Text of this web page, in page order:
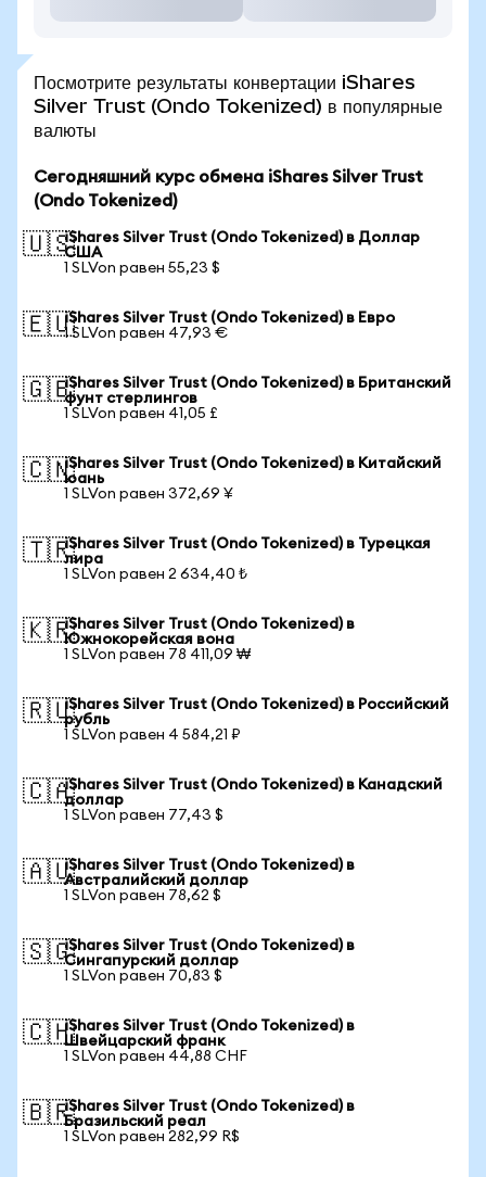
Посмотрите результаты конвертации iShares
Silver Trust (Ondo Tokenized) в популярные
валюты
Сегодняшний курс обмена iShares Silver Trust
(Ondo Tokenized)
🇺🇸iShares Silver Trust (Ondo Tokenized) в Доллар
США
1 SLVon равен 55,23 $
🇪🇺iShares Silver Trust (Ondo Tokenized) в Евро
1 SLVon равен 47,93 €
🇬🇧iShares Silver Trust (Ondo Tokenized) в Британский
фунт стерлингов
1 SLVon равен 41,05 £
🇨🇳iShares Silver Trust (Ondo Tokenized) в Китайский
юань
1 SLVon равен 372,69 ¥
🇹🇷iShares Silver Trust (Ondo Tokenized) в Турецкая
лира
1 SLVon равен 2 634,40 ₺
🇰🇷iShares Silver Trust (Ondo Tokenized) в
Южнокорейская вона
1 SLVon равен 78 411,09 ₩
🇷🇺iShares Silver Trust (Ondo Tokenized) в Российский
рубль
1 SLVon равен 4 584,21 ₽
🇨🇦iShares Silver Trust (Ondo Tokenized) в Канадский
доллар
1 SLVon равен 77,43 $
🇦🇺iShares Silver Trust (Ondo Tokenized) в
Австралийский доллар
1 SLVon равен 78,62 $
🇸🇬iShares Silver Trust (Ondo Tokenized) в
Сингапурский доллар
1 SLVon равен 70,83 $
🇨🇭iShares Silver Trust (Ondo Tokenized) в
Швейцарский франк
1 SLVon равен 44,88 CHF
🇧🇷iShares Silver Trust (Ondo Tokenized) в
Бразильский реал
1 SLVon равен 282,99 R$